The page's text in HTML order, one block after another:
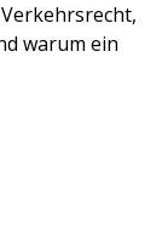
warum ein